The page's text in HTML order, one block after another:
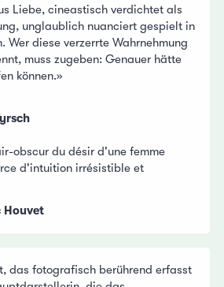
Liebe, cineastisch verdichtet als
unglaublich nuanciert gespielt in
Wer diese verzerrte Wahrnehmung
muss zugeben: Genauer hätte
können.»
obscur du désir d'une femme
d'intuition irrésistible et
Houvet
das fotografisch berührend erfasst